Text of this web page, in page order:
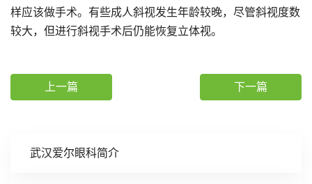
武汉爱尔眼科简介
样应该做手术。有些成人斜视发生年龄较晚，尽管斜视度数
较大，但进行斜视手术后仍能恢复立体视。
上一篇 下一篇